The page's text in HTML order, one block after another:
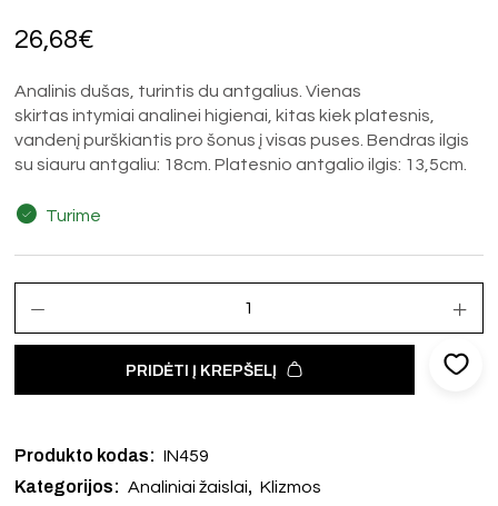
26,68€
Analinis dušas, turintis du antgalius. Vienas
skirtas intymiai analinei higienai, kitas kiek platesnis,
vandenį purškiantis pro šonus į visas puses. Bendras ilgis
su siauru antgaliu: 18cm. Platesnio antgalio ilgis: 13,5cm.
Turime
PRIDĖTI Į KREPŠELĮ
Produkto kodas: IN459
Kategorijos: Analiniai žaislai, Klizmos